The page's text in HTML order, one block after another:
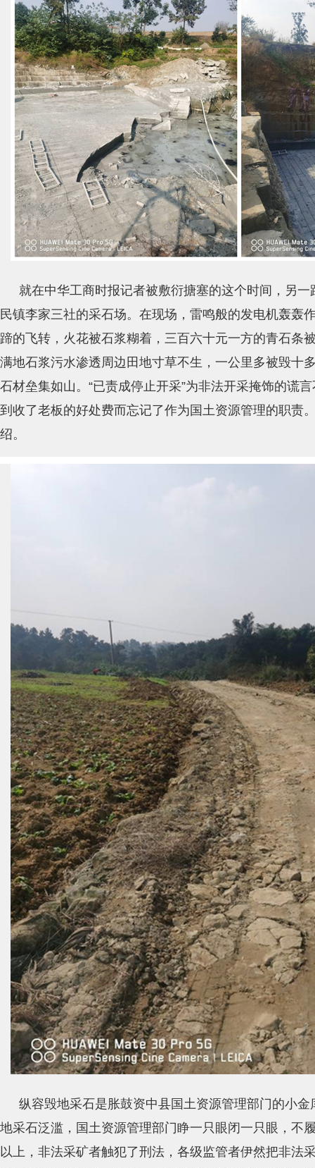
就在中华工商时报记者被敷衍搪塞的这个时间，另
民镇李家三社的采石场。在现场，雷鸣般的发电机轰轰
蹄的飞转，火花被石浆糊着，三百六十元一方的青石条
满地石浆污水渗透周边田地寸草不生，一公里多被毁十
石材垒集如山。“已责成停止开采”为非法开采掩饰的谎
到收了老板的好处费而忘记了作为国土资源管理的职责
绍。
纵容毁地采石是胀鼓资中县国土资源管理部门的小
地采石泛滥，国土资源管理部门睁一只眼闭一只眼，不
以上，非法采矿者触犯了刑法，各级监管者伊然把非法